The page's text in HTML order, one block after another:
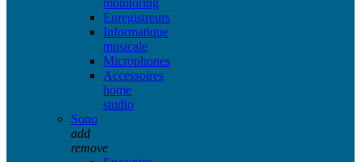
Enregistreurs
Informatique
musicale
Microphones
Accessoires
home
studio
Sono
add
remove